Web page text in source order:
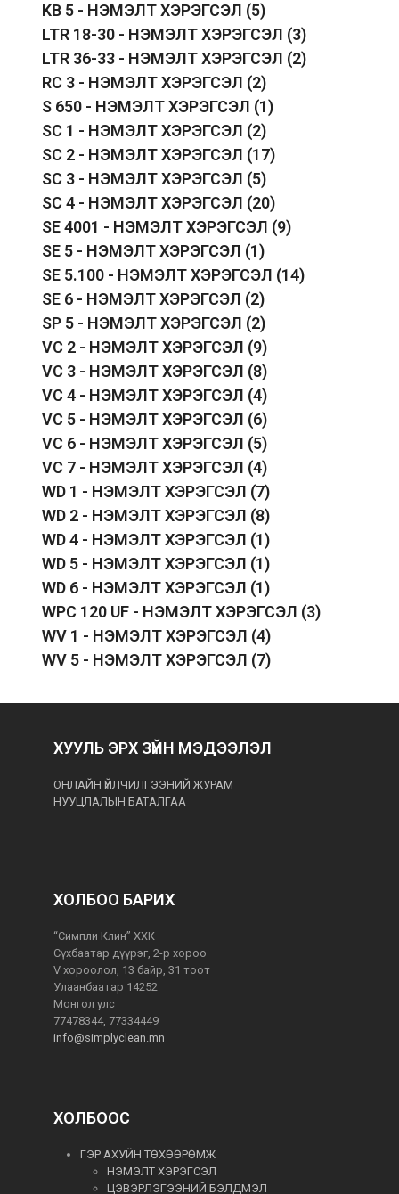
KB 5 - НЭМЭЛТ ХЭРЭГСЭЛ (5)
LTR 18-30 - НЭМЭЛТ ХЭРЭГСЭЛ (3)
LTR 36-33 - НЭМЭЛТ ХЭРЭГСЭЛ (2)
RC 3 - НЭМЭЛТ ХЭРЭГСЭЛ (2)
S 650 - НЭМЭЛТ ХЭРЭГСЭЛ (1)
SC 1 - НЭМЭЛТ ХЭРЭГСЭЛ (2)
SC 2 - НЭМЭЛТ ХЭРЭГСЭЛ (17)
SC 3 - НЭМЭЛТ ХЭРЭГСЭЛ (5)
SC 4 - НЭМЭЛТ ХЭРЭГСЭЛ (20)
SE 4001 - НЭМЭЛТ ХЭРЭГСЭЛ (9)
SE 5 - НЭМЭЛТ ХЭРЭГСЭЛ (1)
SE 5.100 - НЭМЭЛТ ХЭРЭГСЭЛ (14)
SE 6 - НЭМЭЛТ ХЭРЭГСЭЛ (2)
SP 5 - НЭМЭЛТ ХЭРЭГСЭЛ (2)
VC 2 - НЭМЭЛТ ХЭРЭГСЭЛ (9)
VC 3 - НЭМЭЛТ ХЭРЭГСЭЛ (8)
VC 4 - НЭМЭЛТ ХЭРЭГСЭЛ (4)
VC 5 - НЭМЭЛТ ХЭРЭГСЭЛ (6)
VC 6 - НЭМЭЛТ ХЭРЭГСЭЛ (5)
VC 7 - НЭМЭЛТ ХЭРЭГСЭЛ (4)
WD 1 - НЭМЭЛТ ХЭРЭГСЭЛ (7)
WD 2 - НЭМЭЛТ ХЭРЭГСЭЛ (8)
WD 4 - НЭМЭЛТ ХЭРЭГСЭЛ (1)
WD 5 - НЭМЭЛТ ХЭРЭГСЭЛ (1)
WD 6 - НЭМЭЛТ ХЭРЭГСЭЛ (1)
WPC 120 UF - НЭМЭЛТ ХЭРЭГСЭЛ (3)
WV 1 - НЭМЭЛТ ХЭРЭГСЭЛ (4)
WV 5 - НЭМЭЛТ ХЭРЭГСЭЛ (7)
ХУУЛЬ ЭРХ ЗҮЙН МЭДЭЭЛЭЛ
ОНЛАЙН ҮЙЛЧИЛГЭЭНИЙ ЖУРАМ
НУУЦЛАЛЫН БАТАЛГАА
ХОЛБОО БАРИХ
“Симпли Клин” ХХК
Сүхбаатар дүүрэг, 2-р хороо
V хороолол, 13 байр, 31 тоот
Улаанбаатар 14252
Монгол улс
77478344, 77334449
info@simplyclean.mn
ХОЛБООС
ГЭР АХУЙН ТӨХӨӨРӨМЖ
НЭМЭЛТ ХЭРЭГСЭЛ
ЦЭВЭРЛЭГЭЭНИЙ БЭЛДМЭЛ